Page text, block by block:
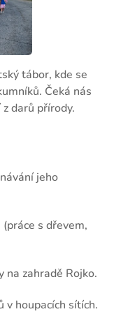
tábor, kde se
Čeká nás
darů přírody.
jeho
s dřevem,
na zahradě Rojko.
v houpacích sítích.